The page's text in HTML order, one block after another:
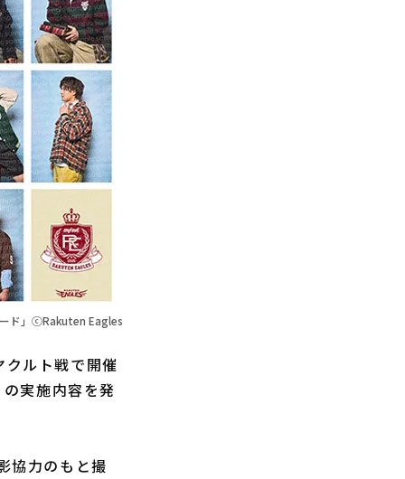
ード」ⓒRakuten Eagles
ルト戦で開催
実施内容を発
協力のもと撮